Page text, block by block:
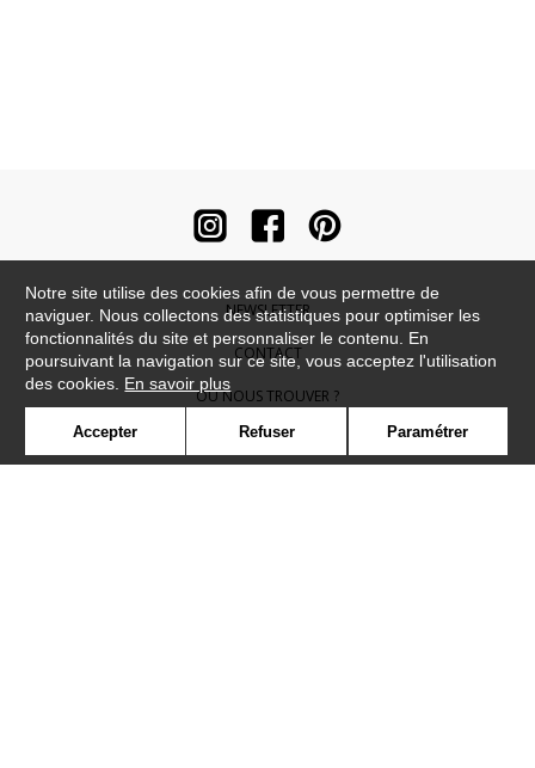
NEWSLETTER
CONTACT
OÙ NOUS TROUVER ?
CONTRACT
Notre site utilise des cookies afin de vous permettre de
naviguer. Nous collectons des statistiques pour optimiser les
fonctionnalités du site et personnaliser le contenu. En
poursuivant la navigation sur ce site, vous acceptez l'utilisation
des cookies. En savoir plus
Accepter Refuser Paramétrer